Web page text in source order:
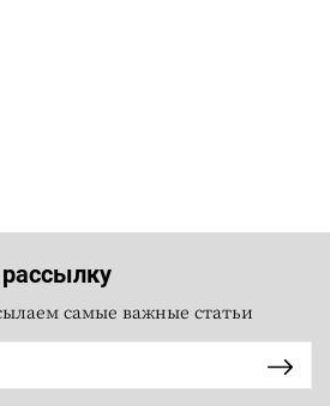
самые важные статьи